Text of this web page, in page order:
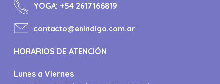
YOGA:+54 2617166819
contacto@enindigo.com.ar
HORARIOS DE ATENCIÓN
Lunes a Viernes